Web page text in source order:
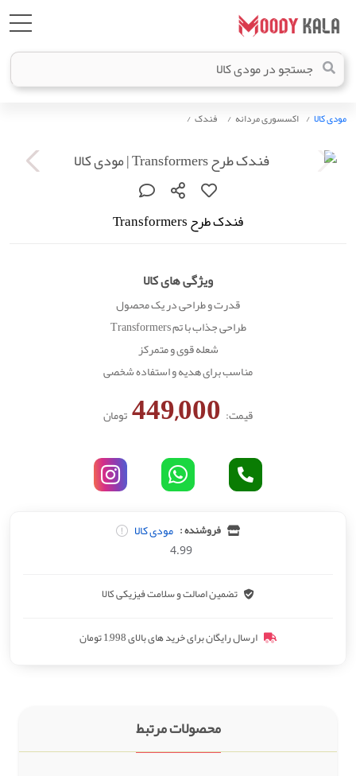
مودی کالا اکسسوری مردانه فندک
فندک طرح Transformers
ویژگی های کالا
قدرت و طراحی در یک محصول
طراحی جذاب با تم Transformers
شعله قوی و متمرکز
مناسب برای هدیه و استفاده شخصی
قیمت:
تومان
فروشنده : مودی کالا
4.99
تضمین اصالت و سلامت فیزیکی کالا
ارسال رایگان برای خرید های بالای 1,998 تومان
محصولات مرتبط